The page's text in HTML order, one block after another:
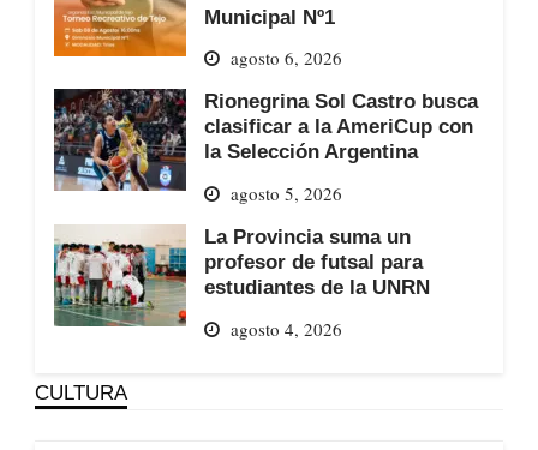
Municipal Nº1
agosto 6, 2026
Rionegrina Sol Castro busca
clasificar a la AmeriCup con
la Selección Argentina
agosto 5, 2026
La Provincia suma un
profesor de futsal para
estudiantes de la UNRN
agosto 4, 2026
CULTURA